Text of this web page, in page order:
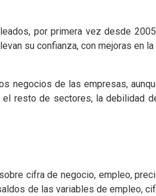
por primera vez desde
su confianza, con mejoras en
negocios de las empresas,
resto de sectores, la debilidad
cifra de negocio, empleo,
de las variables de empleo,